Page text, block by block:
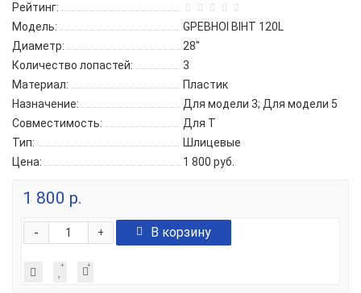
Рейтинг:
Модель:
GPEBHOI BIHT 120L
Диаметр:
28"
Количество лопастей:
3
Материал:
Пластик
Назначение:
Для модели 3; Для модели 5
Совместимость:
Для T
Тип:
Шлицевые
Цена:
1 800 руб.
1 800 р.
+
- В корзину